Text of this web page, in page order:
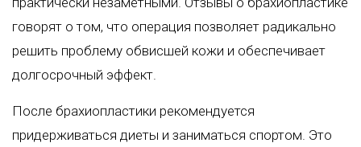
говорят о том, что операция позволяет радикально
решить проблему обвисшей кожи и обеспечивает
долгосрочный эффект.
После брахиопластики рекомендуется
придерживаться диеты и заниматься спортом. Это